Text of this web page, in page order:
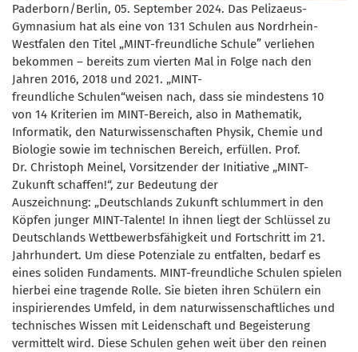
Paderborn/Berlin, 05. September 2024. Das Pelizaeus-
Gymnasium hat als eine von 131 Schulen aus Nordrhein-
Westfalen den Titel „MINT-freundliche Schule” verliehen
bekommen – bereits zum vierten Mal in Folge nach den
Jahren 2016, 2018 und 2021. „MINT-
freundliche Schulen“weisen nach, dass sie mindestens 10
von 14 Kriterien im MINT-Bereich, also in Mathematik,
Informatik, den Naturwissenschaften Physik, Chemie und
Biologie sowie im technischen Bereich, erfüllen. Prof.
Dr. Christoph Meinel, Vorsitzender der Initiative „MINT-
Zukunft schaffen!“, zur Bedeutung der
Auszeichnung: „Deutschlands Zukunft schlummert in den
Köpfen junger MINT-Talente! In ihnen liegt der Schlüssel zu
Deutschlands Wettbewerbsfähigkeit und Fortschritt im 21.
Jahrhundert. Um diese Potenziale zu entfalten, bedarf es
eines soliden Fundaments. MINT-freundliche Schulen spielen
hierbei eine tragende Rolle. Sie bieten ihren Schülern ein
inspirierendes Umfeld, in dem naturwissenschaftliches und
technisches Wissen mit Leidenschaft und Begeisterung
vermittelt wird. Diese Schulen gehen weit über den reinen